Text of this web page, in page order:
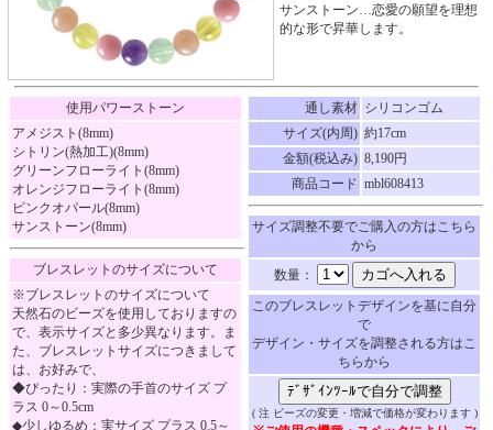
サンストーン…恋愛の願望を理想
的な形で昇華します。
使用パワーストーン
アメジスト(8mm)
シトリン(熱加工)(8mm)
グリーンフローライト(8mm)
オレンジフローライト(8mm)
ピンクオパール(8mm)
サンストーン(8mm)
ブレスレットのサイズについて
※ブレスレットのサイズについて
天然石のビーズを使用しておりますの
で、表示サイズと多少異なります。ま
た、ブレスレットサイズにつきまして
は、お好みで、
◆ぴったり：実際の手首のサイズ プ
ラス 0～0.5cm
◆少しゆるめ：実サイズ プラス 0.5～
通し素材 シリコンゴム
サイズ(内周) 約17cm
金額(税込み) 8,190円
商品コード mbl608413
サイズ調整不要でご購入の方はこちら
から
数量：
このブレスレットデザインを基に自分
で
デザイン・サイズを調整される方はこ
ちらから
( 注 ビーズの変更・増減で価格が変わります )